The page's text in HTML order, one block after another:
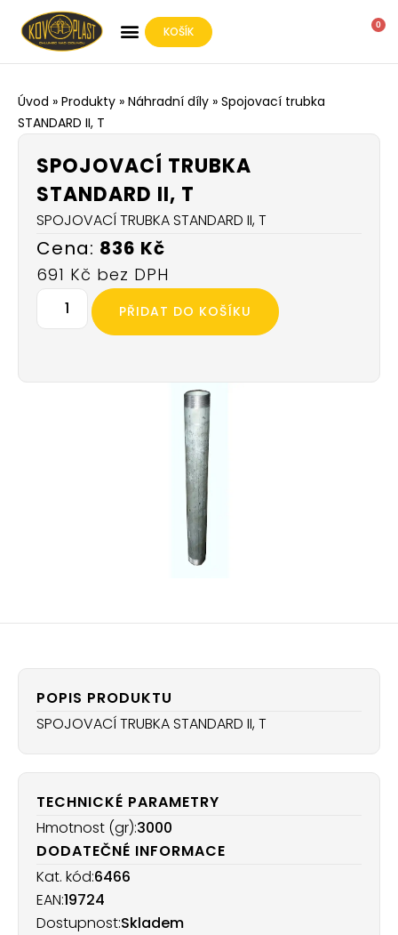
KOŠÍK 0
Úvod » Produkty » Náhradní díly » Spojovací trubka
STANDARD II, T
SPOJOVACÍ TRUBKA
STANDARD II, T
SPOJOVACÍ TRUBKA STANDARD II, T
836 Kč
691 Kč
PŘIDAT DO KOŠÍKU
POPIS PRODUKTU
SPOJOVACÍ TRUBKA STANDARD II, T
TECHNICKÉ PARAMETRY
Hmotnost (gr):3000
DODATEČNÉ INFORMACE
Kat. kód:6466
EAN:19724
Dostupnost:Skladem